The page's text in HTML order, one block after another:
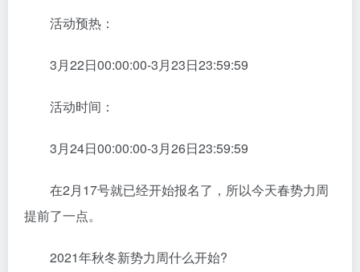
活动预热：
3月22日00:00:00-3月23日23:59:59
活动时间：
3月24日00:00:00-3月26日23:59:59
在2月17号就已经开始报名了，所以今天春势力周
提前了一点。
2021年秋冬新势力周什么开始?